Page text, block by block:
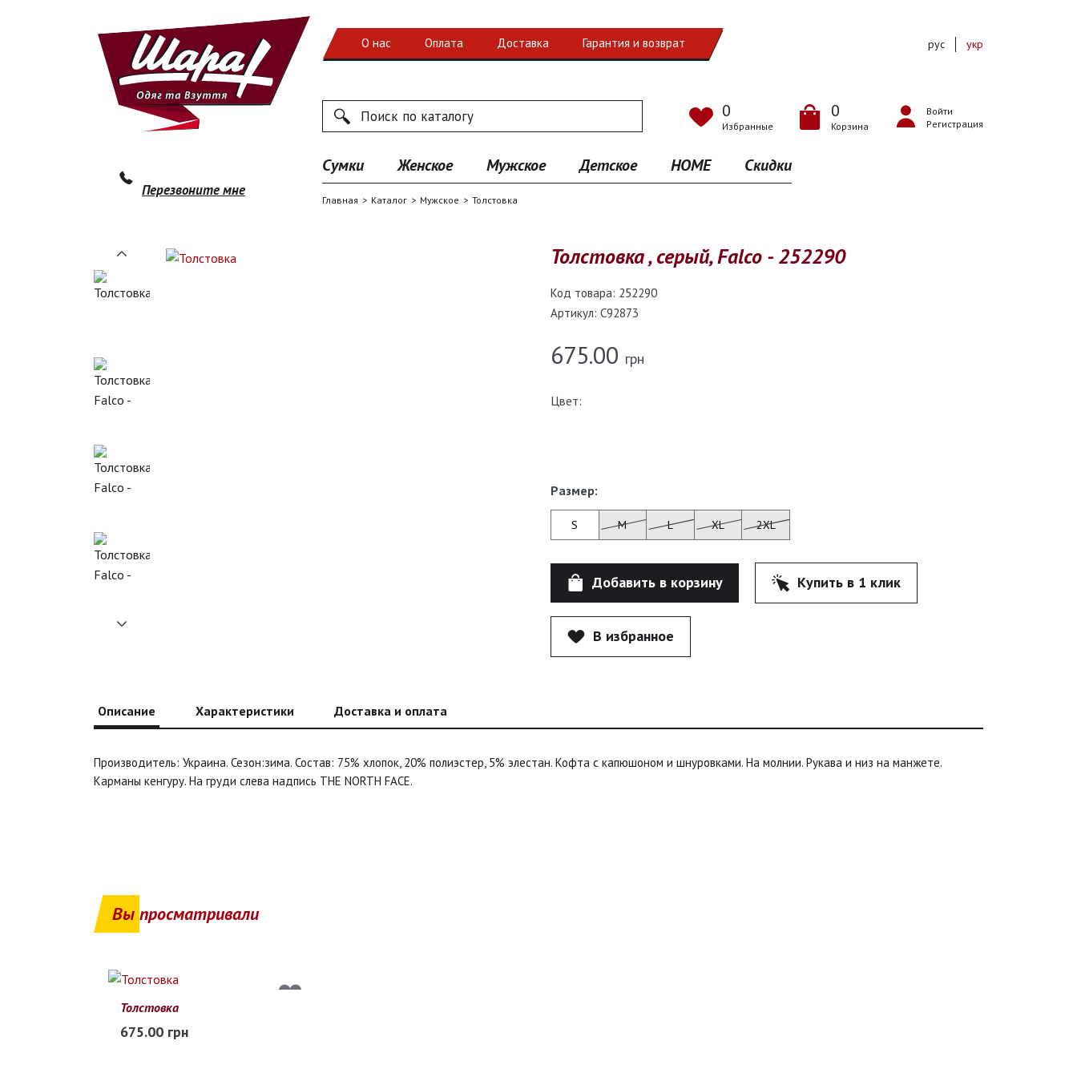
Перезвоните мне
О нас Оплата Доставка Гарантия и возврат
Поиск по каталогу
Поиск
0
Избранные
0
Корзина
Войти
Регистрация
рус укр
Сумки Женское Мужское Детское HOME Скидки
Главная Каталог Мужское Толстовка
Толстовка , серый, Falco - 252290
Код товара: 252290
Артикул: C92873
675.00 грн
Цвет:
Размер:
S M L XL 2XL
Добавить в корзину Купить в 1 клик
В избранное
Описание Характеристики Доставка и оплата
Производитель: Украина. Сезон:зима. Состав: 75% хлопок, 20% полиэстер, 5% элестан. Кофта с капюшоном и шнуровками. На молнии. Рукава и низ на манжете.
Карманы кенгуру. На груди слева надпись THE NORTH FACE.
Вы просматривали
Толстовка
675.00 грн
Заканчивается